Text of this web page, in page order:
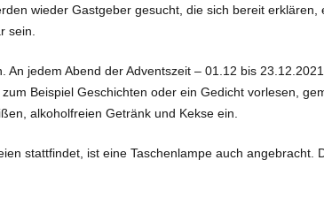
wieder Gastgeber gesucht, die sich bereit
sein.
jedem Abend der Adventszeit – 01.12 bis
Beispiel Geschichten oder ein Gedicht vorlesen,
alkoholfreien Getränk und Kekse ein.
stattfindet, ist eine Taschenlampe auch angebracht.